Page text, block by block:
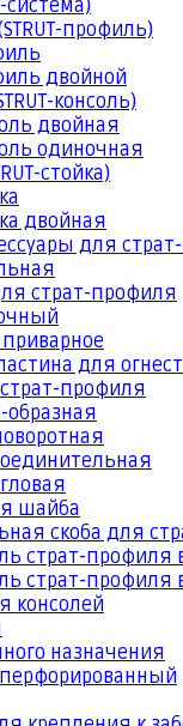
система)
профиль)
двойной
консоль)
двойная
одиночная
стойка)
двойная
для
страт-профиля
для
профиля
образная
шайба
скоба для
страт-профиля
страт-профиля
консолей
назначения